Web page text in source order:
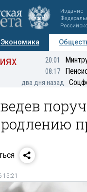
Издание
Экономика
Мнения
20:01
08:17
два дня назад
15:21